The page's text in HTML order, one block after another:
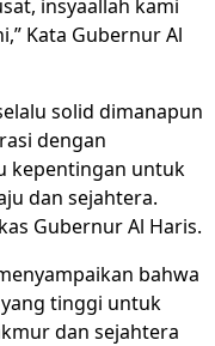
insyaallah kami
Kata Gubernur Al
solid dimanapun
dengan
kepentingan untuk
dan sejahtera.
Gubernur Al Haris.
bahwa
tinggi untuk
dan sejahtera